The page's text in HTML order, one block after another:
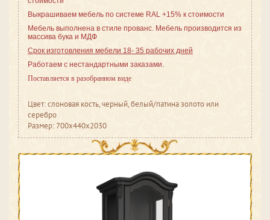
Выкрашиваем мебель по системе RAL +15% к стоимости
Мебель выполнена в стиле прованс. Мебель производится из
массива бука и МДФ
Срок изготовления мебели 18- 35 рабочих дней
Работаем с нестандартными заказами.
Поставляется в разобранном виде
Цвет: слоновая кость, черный, белый/патина золото или
серебро
Размер: 700x440x2030